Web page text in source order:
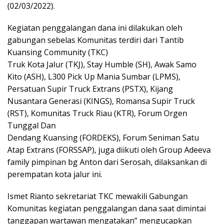
(02/03/2022).
Kegiatan penggalangan dana ini dilakukan oleh
gabungan sebelas Komunitas terdiri dari Tantib
Kuansing Community (TKC)
Truk Kota Jalur (TKJ), Stay Humble (SH), Awak Samo
Kito (ASH), L300 Pick Up Mania Sumbar (LPMS),
Persatuan Supir Truck Extrans (PSTX), Kijang
Nusantara Generasi (KINGS), Romansa Supir Truck
(RST), Komunitas Truck Riau (KTR), Forum Orgen
Tunggal Dan
Dendang Kuansing (FORDEKS), Forum Seniman Satu
Atap Extrans (FORSSAP), juga diikuti oleh Group Adeeva
family pimpinan bg Anton dari Serosah, dilaksankan di
perempatan kota jalur ini.
Ismet Rianto sekretariat TKC mewakili Gabungan
Komunitas kegiatan penggalangan dana saat dimintai
tanggapan wartawan mengatakan” mengucapkan